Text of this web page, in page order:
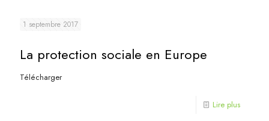
1 septembre 2017
La protection sociale en Europe
Télécharger
Lire plus